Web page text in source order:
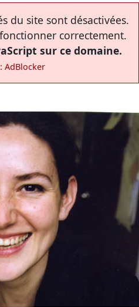
du site sont désactivées.
correctement.
sur ce domaine.
AdBlocker